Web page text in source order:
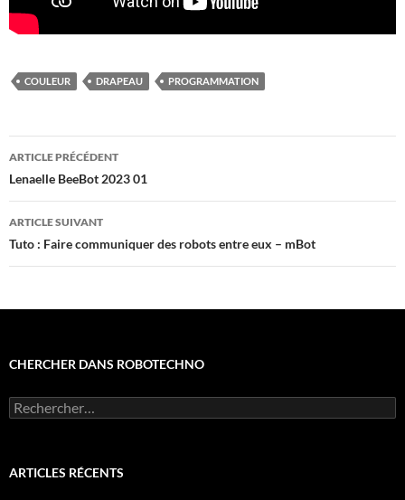
COULEUR DRAPEAU PROGRAMMATION
Navigation
des
articles
ARTICLE PRÉCÉDENT
Lenaelle BeeBot 2023 01
ARTICLE SUIVANT
Tuto : Faire communiquer des robots entre eux – mBot
CHERCHER DANS ROBOTECHNO
Rechercher :
ARTICLES RÉCENTS